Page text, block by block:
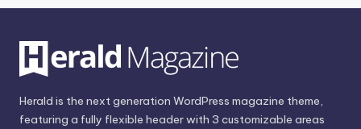
Herald is the next generation WordPress magazine theme,
featuring a fully flexible header with 3 customizable areas